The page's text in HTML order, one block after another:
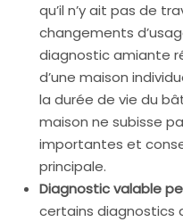
qu’il n’y ait pas de
changements
diagnostic amiante
d’une maison
la durée de vie du
maison ne subisse
importantes et
principale.
Diagnostic valable
certains diagnostics